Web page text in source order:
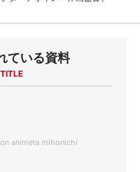
ている資料
animeta mihonichi